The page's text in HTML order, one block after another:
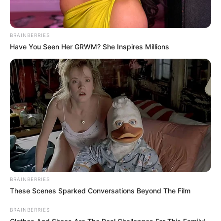
BRAINBERRIES
Have You Seen Her GRWM? She Inspires Millions
BRAINBERRIES
These Scenes Sparked Conversations Beyond The Film
BRAINBERRIES